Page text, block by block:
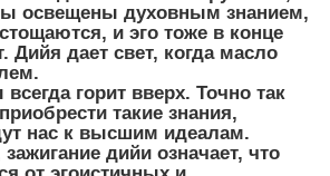
освещены духовным знанием,
и эго тоже в конце
Дийя дает свет, когда масло
горит вверх. Точно так
такие знания,
нас к высшим идеалам.
дийи означает, что